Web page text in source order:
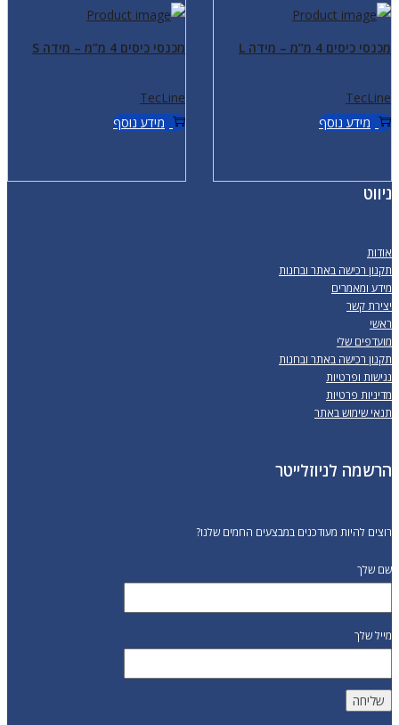
מכנסי כיסים 4 מ”מ – מידה L
TecLine
מידע נוסף
מכנסי כיסים 4 מ”מ – מידה S
TecLine
מידע נוסף
ניווט
אודות
תקנון רכישה באתר ובחנות
מידע ומאמרים
יצירת קשר
ראשי
מועדפים שלי
תקנון רכישה באתר ובחנות
נגישות ופרטיות
מדיניות פרטיות
תנאי שימוש באתר
הרשמה לניוזלייטר
רוצים להיות מעודכנים במבצעים החמים שלנו?
שם שלך
מייל שלך